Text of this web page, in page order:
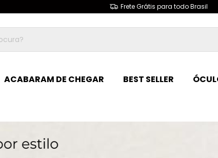
Frete Grátis para todo Brasil
ACABARAM DE CHEGAR BEST SELLER